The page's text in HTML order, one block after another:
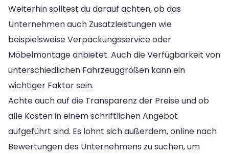
Weiterhin solltest du darauf achten, ob das
Unternehmen auch Zusatzleistungen wie
beispielsweise Verpackungsservice oder
Möbelmontage anbietet. Auch die Verfügbarkeit von
unterschiedlichen Fahrzeuggrößen kann ein
wichtiger Faktor sein.
Achte auch auf die Transparenz der Preise und ob
alle Kosten in einem schriftlichen Angebot
aufgeführt sind. Es lohnt sich außerdem, online nach
Bewertungen des Unternehmens zu suchen, um